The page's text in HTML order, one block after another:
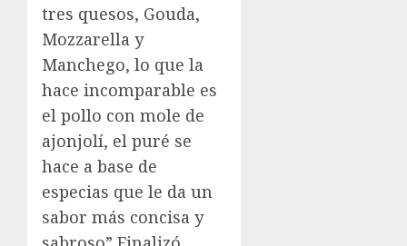
tres quesos, Gouda,
Mozzarella y
Manchego, lo que la
hace incomparable es
el pollo con mole de
ajonjolí, el puré se
hace a base de
especias que le da un
sabor más concisa y